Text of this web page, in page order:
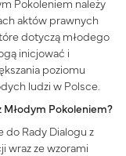
Pokoleniem należy
aktów prawnych
dotyczą młodego
inicjować i
poziomu
ludzi w Polsce.
Młodym Pokoleniem?
do Rady Dialogu z
wraz ze wzorami